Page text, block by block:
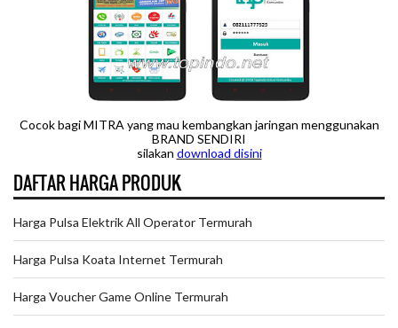
Cocok bagi MITRA yang mau kembangkan jaringan menggunakan
BRAND SENDIRI
silakan download disini
DAFTAR HARGA PRODUK
Harga Pulsa Elektrik All Operator Termurah
Harga Pulsa Koata Internet Termurah
Harga Voucher Game Online Termurah